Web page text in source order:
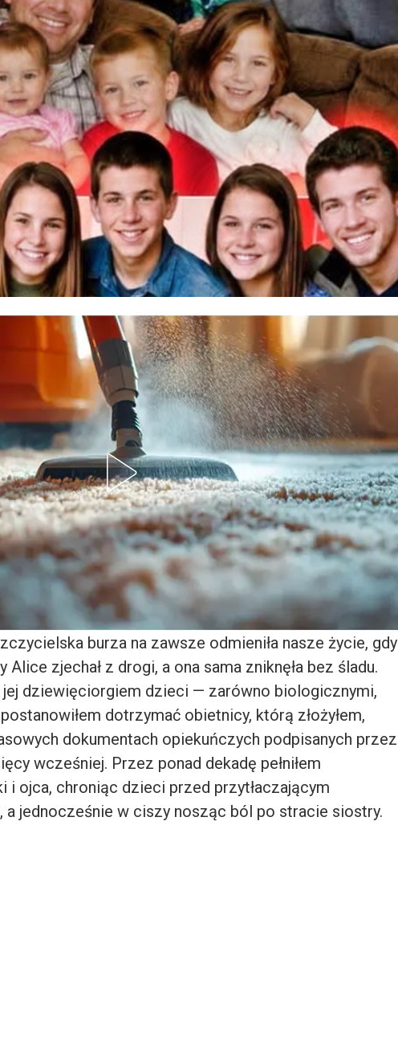
burza na zawsze odmieniła nasze życie, gdy
zjechał z drogi, a ona sama zniknęła bez śladu.
jej dziewięciorgiem dzieci — zarówno biologicznymi,
dotrzymać obietnicy, którą złożyłem,
dokumentach opiekuńczych podpisanych przez
wcześniej. Przez ponad dekadę pełniłem
i ojca, chroniąc dzieci przed przytłaczającym
a jednocześnie w ciszy nosząc ból po stracie siostry.